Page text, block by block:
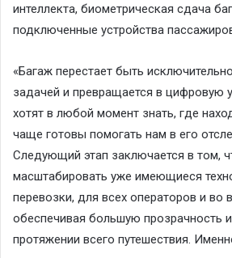
интеллекта, биометрическая сдача
подключенные устройства
«Багаж перестает быть
задачей и превращается в цифровую
хотят в любой момент знать, где
чаще готовы помогать нам в его
Следующий этап заключается в том,
масштабировать уже имеющиеся
перевозки, для всех операторов и во
обеспечивая большую прозрачность
протяжении всего путешествия.